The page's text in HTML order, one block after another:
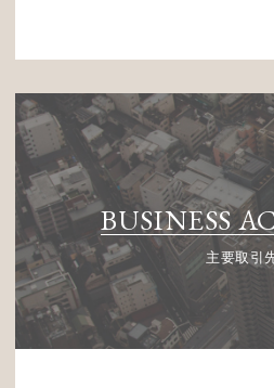
BUSINESS
主要取引